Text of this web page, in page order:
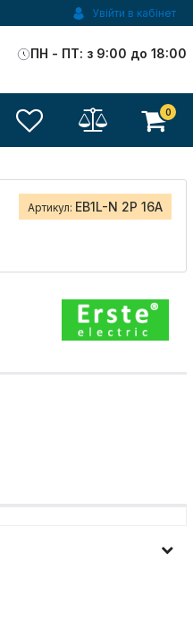
Увійти в кабінет
ПН - ПТ: з 9:00 до 18:00
0
Артикул: EB1L-N 2P 16A